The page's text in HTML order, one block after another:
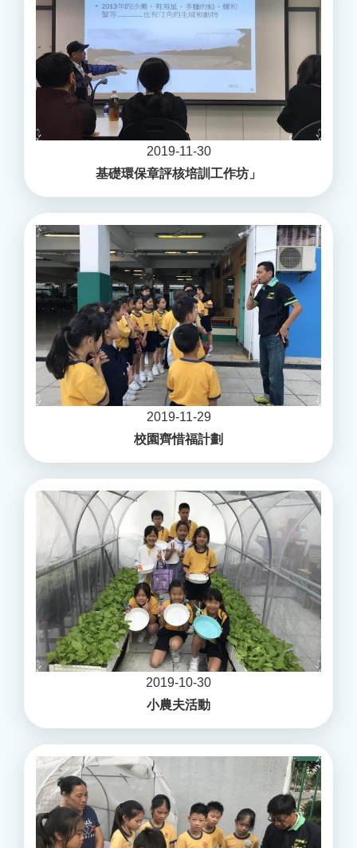
2019-11-30
基礎環保章評核培訓工作坊」
2019-11-29
校園齊惜福計劃
2019-10-30
小農夫活動